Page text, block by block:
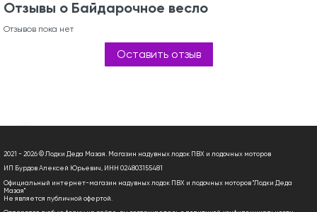
Отзывы о Байдарочное весло
Отзывов пока нет
Оставить отзыв
2021 - 2026 © Лодки Деда Мазая. Магазин надувных лодок ПВХ и лодочных моторов
ИП Бурдов Алексей Юрьевич, ИНН 024803155481
Официальный интернет-магазин надувных лодок ПВХ и лодочных моторов "Лодки Деда
Мазая"
Не является публичной офертой.